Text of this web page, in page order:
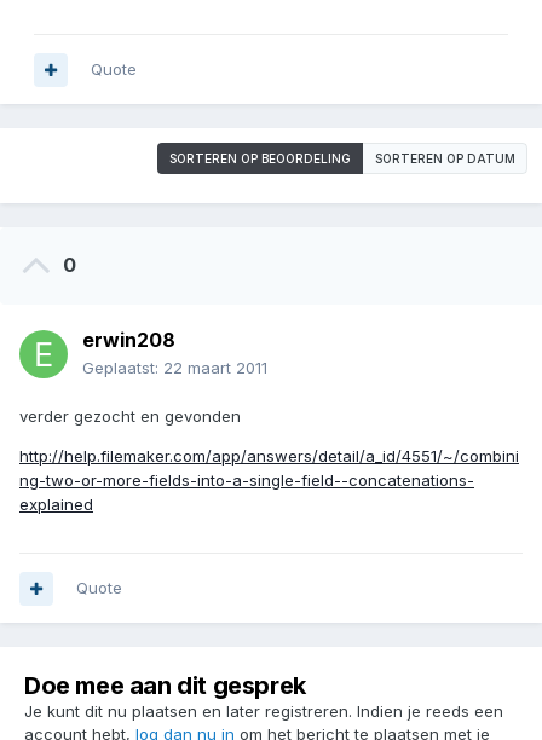
Quote
SORTEREN OP BEOORDELING SORTEREN OP DATUM
0
erwin208
Geplaatst: 22 maart 2011
verder gezocht en gevonden
http://help.filemaker.com/app/answers/detail/a_id/4551/~/combini
ng-two-or-more-fields-into-a-single-field--concatenations-
explained
Quote
Doe mee aan dit gesprek
Je kunt dit nu plaatsen en later registreren. Indien je reeds een
account hebt, log dan nu in om het bericht te plaatsen met je